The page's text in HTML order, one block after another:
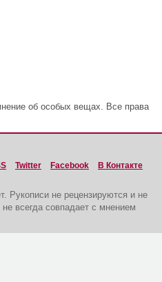
об особых вещах. Все права
Twitter Facebook
В Контакте
Рукописи не рецензируются и не
всегда совпадает с мнением